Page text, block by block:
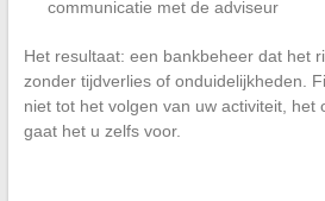
communicatie met de adviseur
Het resultaat: een bankbeheer dat het
zonder tijdverlies of onduidelijkheden.
niet tot het volgen van uw activiteit, het
gaat het u zelfs voor.